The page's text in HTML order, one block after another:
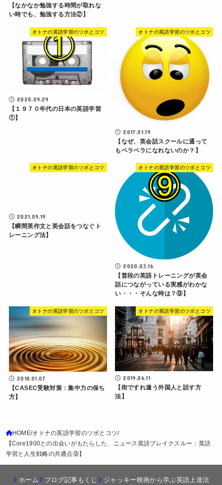
【なかなか勉強する時間が取れな
い時でも、勉強する方法②】
オトナの英語学習のツボとコツ
2020.09.29
【１９７０年代の日本の英語学習
①】
オトナの英語学習のツボとコツ
2017.01.19
【なぜ、英会話スクールに通って
もペラペラになれないのか？】
オトナの英語学習のツボとコツ
2021.09.19
【瞬間英作文と英会話をつなぐト
レーニング法】
オトナの英語学習のツボとコツ
2020.03.16
【普段の英語トレーニングが英会
話につながっている実感がわかな
い・・・そんな時は？⑨】
オトナの英語学習のツボとコツ
2018.01.07
【CASEC受験対策：集中力の保ち
方】
オトナの英語学習のツボとコツ
2019.06.11
【街ですれ違う外国人と話す方
法】
HOME オトナの英語学習のツボとコツ
【Core1900との出会いがもたらした、ニュース英語ブレイクスルー：英語
学習と人生戦略の共通点⑨】
ホーム ブログ記事もくじ ジャッキー映画から学ぶ英語上達法